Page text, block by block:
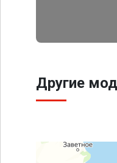
Другие